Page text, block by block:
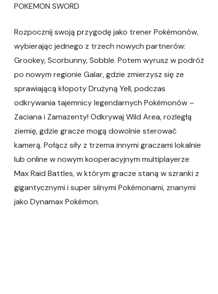
POKEMON SWORD
Rozpocznij swoją przygodę jako trener Pokémonów,
wybierając jednego z trzech nowych partnerów:
Grookey, Scorbunny, Sobble. Potem wyrusz w podróż
po nowym regionie Galar, gdzie zmierzysz się ze
sprawiającą kłopoty Drużyną Yell, podczas
odkrywania tajemnicy legendarnych Pokémonów –
Zaciana i Zamazenty! Odkrywaj Wild Area, rozległą
ziemię, gdzie gracze mogą dowolnie sterować
kamerą. Połącz siły z trzema innymi graczami lokalnie
lub online w nowym kooperacyjnym multiplayerze
Max Raid Battles, w którym gracze staną w szranki z
gigantycznymi i super silnymi Pokémonami, znanymi
jako Dynamax Pokémon.